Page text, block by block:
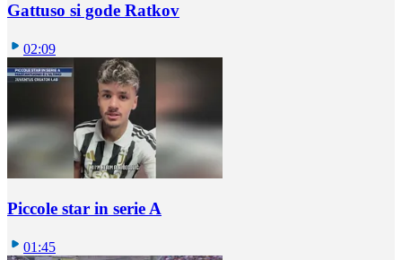
Gattuso si gode Ratkov
02:09
Piccole star in serie A
01:45